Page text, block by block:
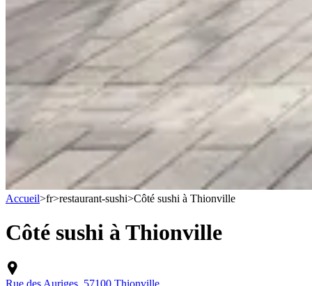
Accueil>fr>restaurant-sushi>Côté sushi à Thionville
Côté sushi à Thionville
Rue des Auriges, 57100 Thionville